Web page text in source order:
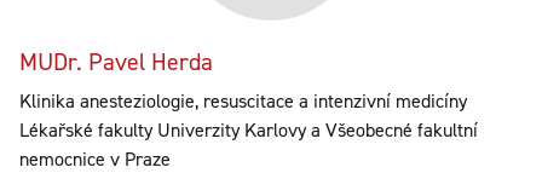
MUDr. Pavel Herda
Klinika anesteziologie, resuscitace a intenzivní medicíny
Lékařské fakulty Univerzity Karlovy a Všeobecné fakultní
nemocnice v Praze